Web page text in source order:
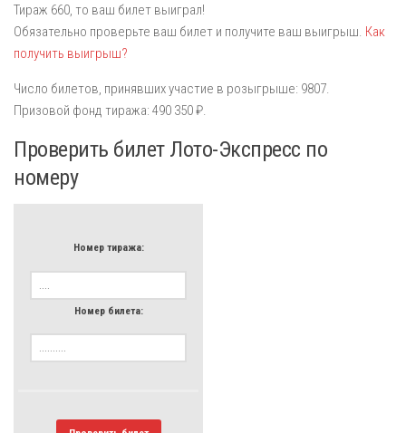
Тираж 660, то ваш билет выиграл!
Обязательно проверьте ваш билет и получите ваш выигрыш. Как
получить выигрыш?
Число билетов, принявших участие в розыгрыше: 9807.
Призовой фонд тиража: 490 350 ₽.
Проверить билет Лото-Экспресс по
номеру
Номер тиража:
Номер билета: